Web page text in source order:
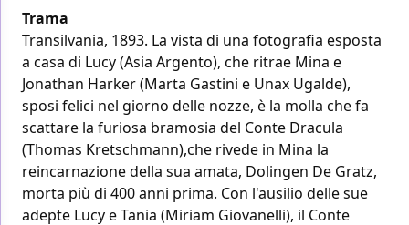
Trama
Transilvania, 1893. La vista di una fotografia esposta
a casa di Lucy (Asia Argento), che ritrae Mina e
Jonathan Harker (Marta Gastini e Unax Ugalde),
sposi felici nel giorno delle nozze, è la molla che fa
scattare la furiosa bramosia del Conte Dracula
(Thomas Kretschmann),che rivede in Mina la
reincarnazione della sua amata, Dolingen De Gratz,
morta più di 400 anni prima. Con l'ausilio delle sue
adepte Lucy e Tania (Miriam Giovanelli), il Conte